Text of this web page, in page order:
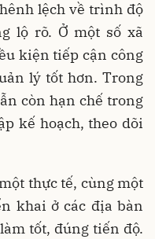
lệch về trình độ
lộ rõ. Ở một số xã
kiện tiếp cận công
lý tốt hơn. Trong
còn hạn chế trong
kế hoạch, theo dõi
thực tế, cùng một
khai ở các địa bàn
tốt, đúng tiến độ.